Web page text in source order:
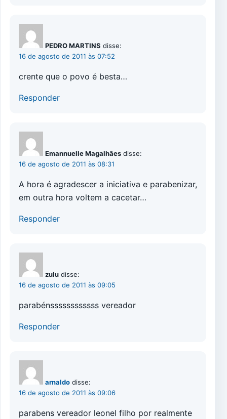
PEDRO MARTINS disse:
16 de agosto de 2011 às 07:52
crente que o povo é besta…
Responder
Emannuelle Magalhães disse:
16 de agosto de 2011 às 08:31
A hora é agradescer a iniciativa e parabenizar,
em outra hora voltem a cacetar…
Responder
zulu disse:
16 de agosto de 2011 às 09:05
parabénssssssssssss vereador
Responder
arnaldo disse:
16 de agosto de 2011 às 09:06
parabens vereador leonel filho por realmente